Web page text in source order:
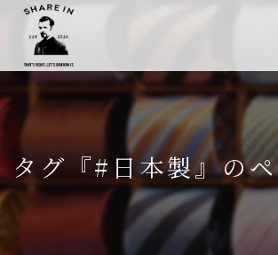
タグ『#日本製』の